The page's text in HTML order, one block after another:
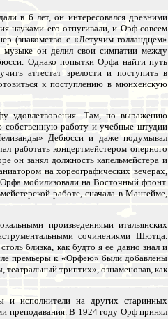
в 6 лет, он интересовался древними
науками его отпугивали, и Орф совсем
(знакомство с «Летучим голландцем»
музыке он делил свои симпатии между
Однако попытки Орфа найти путь
аттестат зрелости и поступить в
к поступлению в мюнхенскую
удовлетворения. Там, по выражению
собственную работу и учебные штудии
Дебюсси и даже подумывал
работать концертмейстером оперного
он занял должность капельмейстера и
на хореографических вечерах,
мобилизовали на Восточный фронт.
работе, сначала в Мангейме,
произведениями итальянских
сочинениями Шютца.
близка, как будто я ее давно знал и
премьеры к «Орфею» были добавлены
триптих», ознаменовав, как
и исполнители на других старинных
преподавания. В 1924 году Орф принял